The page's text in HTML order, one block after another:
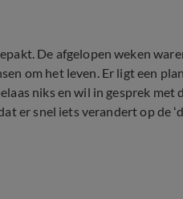
De afgelopen weken
om het leven. Er ligt een
niks en wil in gesprek met
er snel iets verandert op de